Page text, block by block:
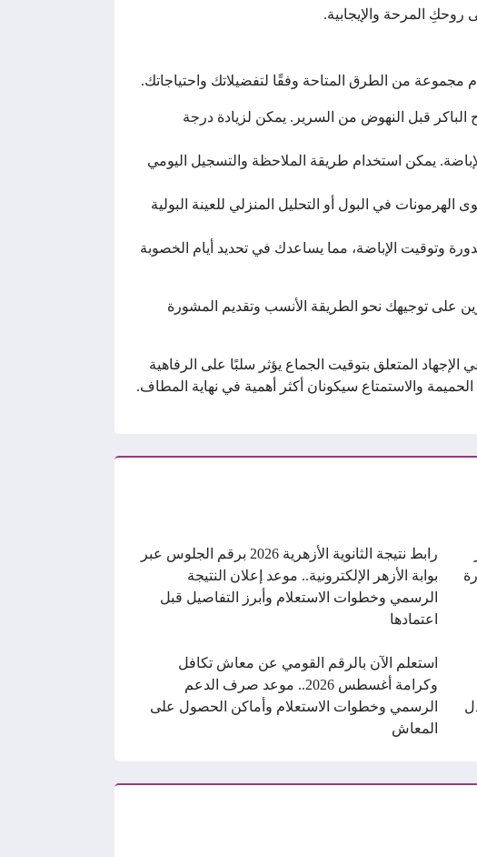
المرحة والإيجابية.
مجموعة من الطرق المتاحة وفقًا لتفضيلاتك واحتياجاتك.
قبل النهوض من السرير. يمكن لزيادة درجة
يمكن استخدام طريقة الملاحظة والتسجيل اليومي
في البول أو التحليل المنزلي للعينة البولية
وتوقيت الإباضة، مما يساعدك في تحديد أيام الخصوبة
على توجيهك نحو الطريقة الأنسب وتقديم المشورة
المتعلق بتوقيت الجماع يؤثر سلبًا على الرفاهية
والاستمتاع سيكونان أكثر أهمية في نهاية المطاف.
رابط نتيجة الثانوية الأزهرية 2026 برقم الجلوس عبر
بوابة الأزهر الإلكترونية.. موعد إعلان النتيجة
الرسمي وخطوات الاستعلام وأبرز التفاصيل قبل
اعتمادها
استعلم الآن بالرقم القومي عن معاش تكافل
وكرامة أغسطس 2026.. موعد صرف الدعم
الرسمي وخطوات الاستعلام وأماكن الحصول على
المعاش